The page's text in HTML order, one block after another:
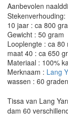
Aanbevolen
10 jaar : ca 800
Gewicht : 50 gram
Looplengte : ca 80
maat 40 : ca 650
Materiaal : 100%
Merknaam : Lang
wassen : 60 graden
Tissa van Lang
dam 60